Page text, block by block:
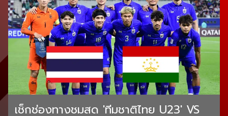
เช็กช่องทางชมสด 'ทีมชาติไทย U23' VS